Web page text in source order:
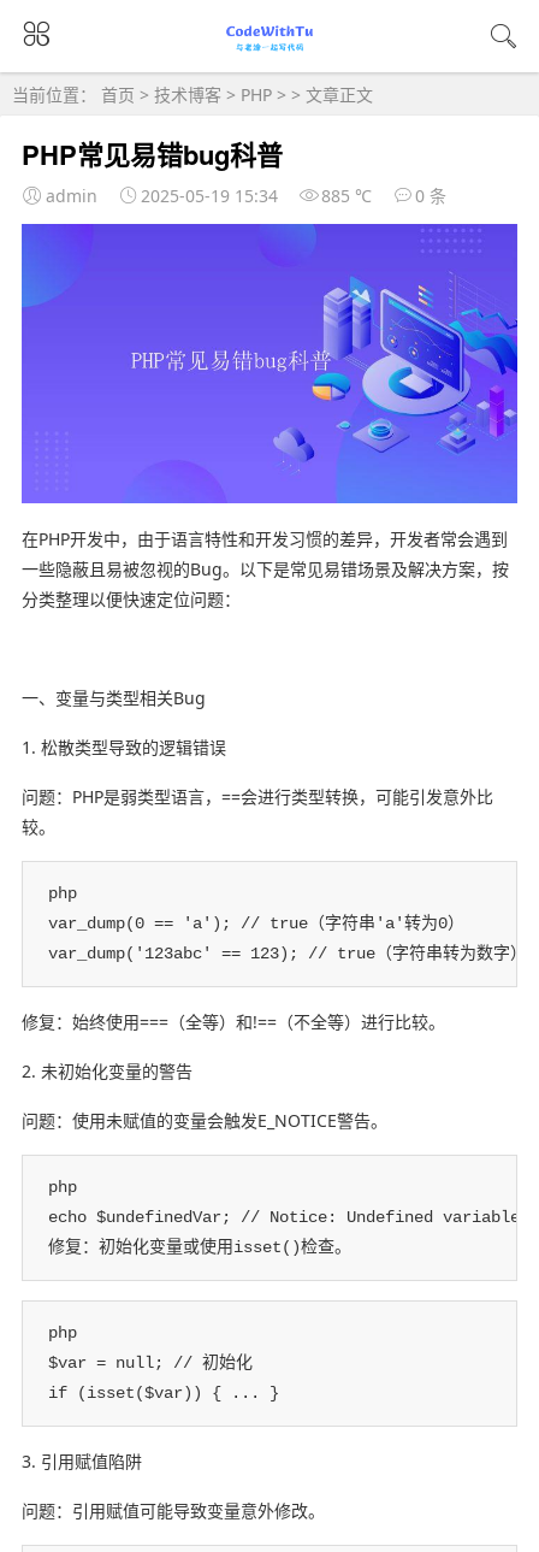
当前位置： 首页 > 技术博客 > PHP > > 文章正文
PHP常见易错bug科普
admin 2025-05-19 15:34 885 ℃ 0 条
在PHP开发中，由于语言特性和开发习惯的差异，开发者常会遇到
一些隐蔽且易被忽视的Bug。以下是常见易错场景及解决方案，按
分类整理以便快速定位问题：
一、变量与类型相关Bug
1. 松散类型导致的逻辑错误
问题：PHP是弱类型语言，==会进行类型转换，可能引发意外比
较。
php
var_dump(0 == 'a'); // true（字符串'a'转为0）
var_dump('123abc' == 123); // true（字符串转为数字）
修复：始终使用===（全等）和!==（不全等）进行比较。
2. 未初始化变量的警告
问题：使用未赋值的变量会触发E_NOTICE警告。
php
echo $undefinedVar; // Notice: Undefined variable
修复：初始化变量或使用isset()检查。
php
$var = null; // 初始化
if (isset($var)) { ... }
3. 引用赋值陷阱
问题：引用赋值可能导致变量意外修改。